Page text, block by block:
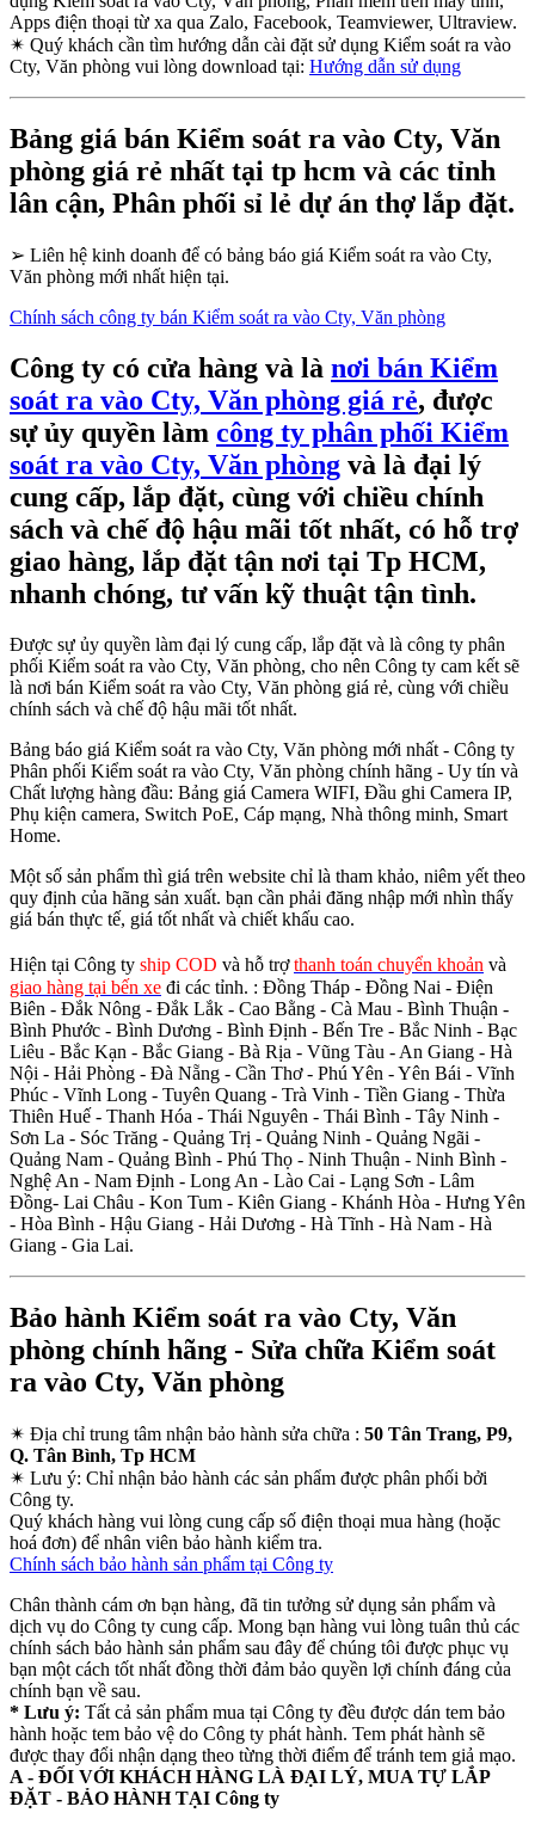
Apps điện thoại từ xa qua Zalo, Facebook, Teamviewer, Ultraview.
✴ Quý khách cần tìm hướng dẫn cài đặt sử dụng Kiểm soát ra vào
Cty, Văn phòng vui lòng download tại: Hướng dẫn sử dụng
Bảng giá bán Kiểm soát ra vào Cty, Văn
phòng giá rẻ nhất tại tp hcm và các tỉnh
lân cận, Phân phối sỉ lẻ dự án thợ lắp đặt.
➢ Liên hệ kinh doanh để có bảng báo giá Kiểm soát ra vào Cty,
Văn phòng mới nhất hiện tại.
Chính sách công ty bán Kiểm soát ra vào Cty, Văn phòng
Công ty có cửa hàng và là nơi bán Kiểm
soát ra vào Cty, Văn phòng giá rẻ, được
sự ủy quyền làm công ty phân phối Kiểm
soát ra vào Cty, Văn phòng và là đại lý
cung cấp, lắp đặt, cùng với chiều chính
sách và chế độ hậu mãi tốt nhất, có hỗ trợ
giao hàng, lắp đặt tận nơi tại Tp HCM,
nhanh chóng, tư vấn kỹ thuật tận tình.
Được sự ủy quyền làm đại lý cung cấp, lắp đặt và là công ty phân
phối Kiểm soát ra vào Cty, Văn phòng, cho nên Công ty cam kết sẽ
là nơi bán Kiểm soát ra vào Cty, Văn phòng giá rẻ, cùng với chiều
chính sách và chế độ hậu mãi tốt nhất.
Bảng báo giá Kiểm soát ra vào Cty, Văn phòng mới nhất - Công ty
Phân phối Kiểm soát ra vào Cty, Văn phòng chính hãng - Uy tín và
Chất lượng hàng đầu: Bảng giá Camera WIFI, Đầu ghi Camera IP,
Phụ kiện camera, Switch PoE, Cáp mạng, Nhà thông minh, Smart
Home.
Một số sản phẩm thì giá trên website chỉ là tham khảo, niêm yết theo
quy định của hãng sản xuất. bạn cần phải đăng nhập mới nhìn thấy
giá bán thực tế, giá tốt nhất và chiết khấu cao.
Hiện tại Công ty ship COD và hỗ trợthanh toán chuyển khoản và
giao hàng tại bến xe đi các tỉnh. : Đồng Tháp - Đồng Nai - Điện
Biên - Đắk Nông - Đắk Lắk - Cao Bằng - Cà Mau - Bình Thuận -
Bình Phước - Bình Dương - Bình Định - Bến Tre - Bắc Ninh - Bạc
Liêu - Bắc Kạn - Bắc Giang - Bà Rịa - Vũng Tàu - An Giang - Hà
Nội - Hải Phòng - Đà Nẵng - Cần Thơ - Phú Yên - Yên Bái - Vĩnh
Phúc - Vĩnh Long - Tuyên Quang - Trà Vinh - Tiền Giang - Thừa
Thiên Huế - Thanh Hóa - Thái Nguyên - Thái Bình - Tây Ninh -
Sơn La - Sóc Trăng - Quảng Trị - Quảng Ninh - Quảng Ngãi -
Quảng Nam - Quảng Bình - Phú Thọ - Ninh Thuận - Ninh Bình -
Nghệ An - Nam Định - Long An - Lào Cai - Lạng Sơn - Lâm
Đồng- Lai Châu - Kon Tum - Kiên Giang - Khánh Hòa - Hưng Yên
- Hòa Bình - Hậu Giang - Hải Dương - Hà Tĩnh - Hà Nam - Hà
Giang - Gia Lai.
Bảo hành Kiểm soát ra vào Cty, Văn
phòng chính hãng - Sửa chữa Kiểm soát
ra vào Cty, Văn phòng
✴ Địa chỉ trung tâm nhận bảo hành sửa chữa : 50 Tân Trang, P9,
Q. Tân Bình, Tp HCM
✴ Lưu ý: Chỉ nhận bảo hành các sản phẩm được phân phối bởi
Công ty.
Quý khách hàng vui lòng cung cấp số điện thoại mua hàng (hoặc
hoá đơn) để nhân viên bảo hành kiểm tra.
Chính sách bảo hành sản phẩm tại Công ty
Chân thành cám ơn bạn hàng, đã tin tưởng sử dụng sản phẩm và
dịch vụ do Công ty cung cấp. Mong bạn hàng vui lòng tuân thủ các
chính sách bảo hành sản phẩm sau đây để chúng tôi được phục vụ
bạn một cách tốt nhất đồng thời đảm bảo quyền lợi chính đáng của
chính bạn về sau.
* Lưu ý: Tất cả sản phẩm mua tại Công ty đều được dán tem bảo
hành hoặc tem bảo vệ do Công ty phát hành. Tem phát hành sẽ
được thay đổi nhận dạng theo từng thời điểm để tránh tem giả mạo.
A - ĐỐI VỚI KHÁCH HÀNG LÀ ĐẠI LÝ, MUA TỰ LẮP
ĐẶT - BẢO HÀNH TẠI Công ty